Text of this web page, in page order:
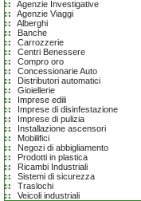
Agenzie Investigative
Agenzie Viaggi
Alberghi
Banche
Carrozzerie
Centri Benessere
Compro oro
Concessionarie Auto
Distributori automatici
Gioiellerie
Imprese edili
Imprese di disinfestazione
Imprese di pulizia
Installazione ascensori
Mobilifici
Negozi di abbigliamento
Prodotti in plastica
Ricambi Industriali
Sistemi di sicurezza
Traslochi
Veicoli industriali